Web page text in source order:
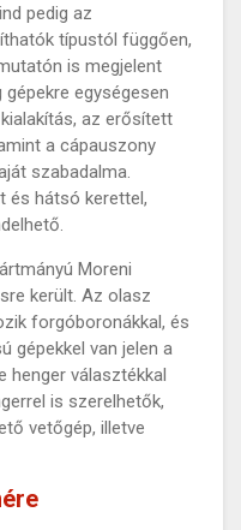
pedig az
típustól függően,
is megjelent
egységesen
az erősített
a cápauszony
szabadalma.
és hátsó kerettel,
Moreni
került. Az olasz
forgóboronákkal, és
gépekkel van jelen a
henger választékkal
is szerelhetők,
vetőgép, illetve